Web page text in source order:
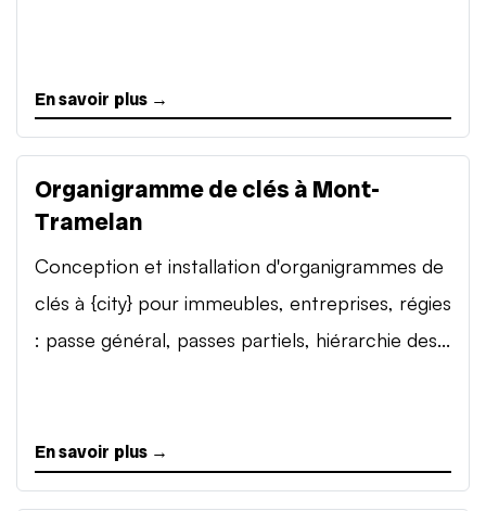
En savoir plus →
Organigramme de clés à Mont-
Tramelan
Conception et installation d'organigrammes de
clés à {city} pour immeubles, entreprises, régies
: passe général, passes partiels, hiérarchie des...
En savoir plus →